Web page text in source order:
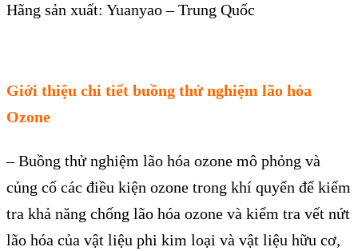
Hãng sản xuất: Yuanyao–Trung Quốc
Giới thiệu chi tiết buồng thử nghiệm lão hóa
Ozone
–Buồng thử nghiệm lão hóa ozone mô phỏng và
củng cố các điều kiện ozone trong khí quyển để kiểm
tra khả năng chống lão hóa ozone và kiểm tra vết nứt
lão hóa của vật liệu phi kim loại và vật liệu hữu cơ,